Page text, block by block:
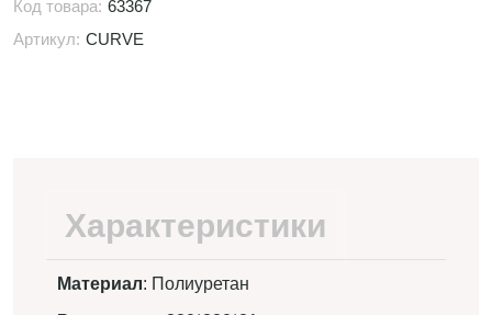
Код товара: 63367
Артикул: CURVE
Характеристики
Материал: Полиуретан